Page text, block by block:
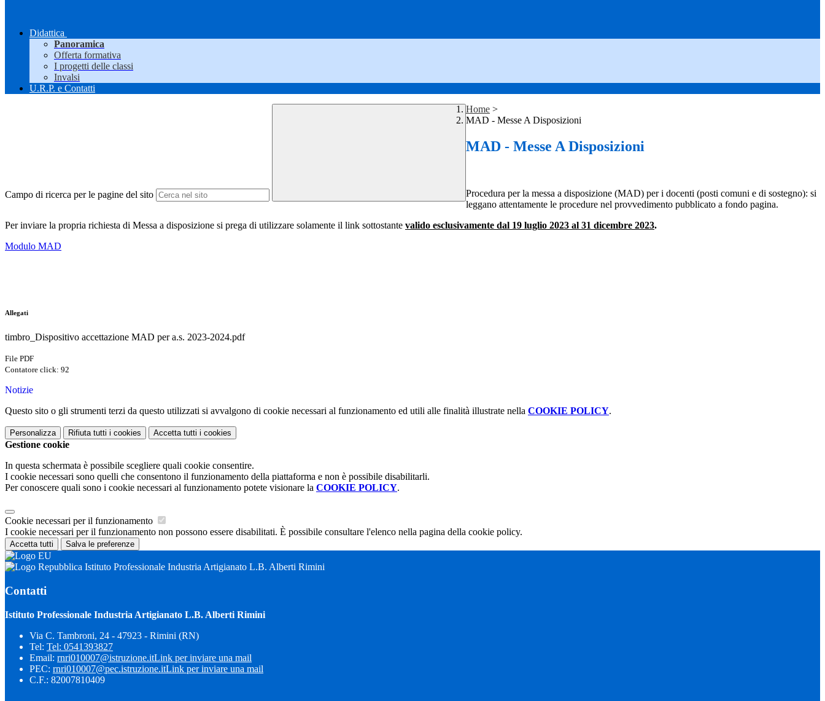
Didattica
Panoramica
Offerta formativa
I progetti delle classi
Invalsi
U.R.P. e Contatti
Campo di ricerca per le pagine del sito
Home >
MAD - Messe A Disposizioni
MAD - Messe A Disposizioni
Procedura per la messa a disposizione (MAD) per i docenti (posti comuni e di sostegno): si
leggano attentamente le procedure nel provvedimento pubblicato a fondo pagina.
Per inviare la propria richiesta di Messa a disposizione si prega di utilizzare solamente il link sottostante valido esclusivamente dal 19 luglio 2023 al 31 dicembre 2023.
Modulo MAD
Allegati
timbro_Dispositivo accettazione MAD per a.s. 2023-2024.pdf
File PDF
Contatore click: 92
Notizie
Questo sito o gli strumenti terzi da questo utilizzati si avvalgono di cookie necessari al funzionamento ed utili alle finalità illustrate nella COOKIE POLICY.
Personalizza Rifiuta tutti i cookies Accetta tutti i cookies
Gestione cookie
In questa schermata è possibile scegliere quali cookie consentire.
I cookie necessari sono quelli che consentono il funzionamento della piattaforma e non è possibile disabilitarli.
Per conoscere quali sono i cookie necessari al funzionamento potete visionare la COOKIE POLICY.
Cookie necessari per il funzionamento
I cookie necessari per il funzionamento non possono essere disabilitati. È possibile consultare l'elenco nella pagina della cookie policy.
Accetta tutti Salva le preferenze
Istituto Professionale Industria Artigianato L.B. Alberti Rimini
Contatti
Istituto Professionale Industria Artigianato L.B. Alberti Rimini
Via C. Tambroni, 24 - 47923 - Rimini (RN)
Tel: Tel: 0541393827
Email: rnri010007@istruzione.itLink per inviare una mail
PEC: rnri010007@pec.istruzione.itLink per inviare una mail
C.F.: 82007810409